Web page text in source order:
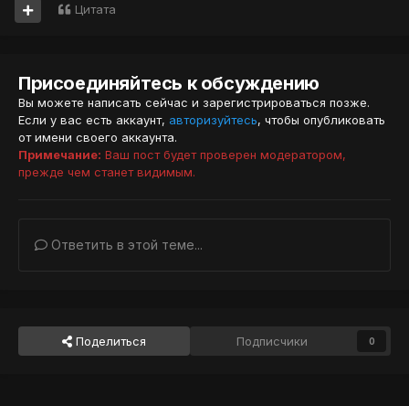
Цитата
Присоединяйтесь к обсуждению
Вы можете написать сейчас и зарегистрироваться позже.
Если у вас есть аккаунт, авторизуйтесь, чтобы опубликовать
от имени своего аккаунта.
Примечание: Ваш пост будет проверен модератором,
прежде чем станет видимым.
Ответить в этой теме...
Поделиться Подписчики 0